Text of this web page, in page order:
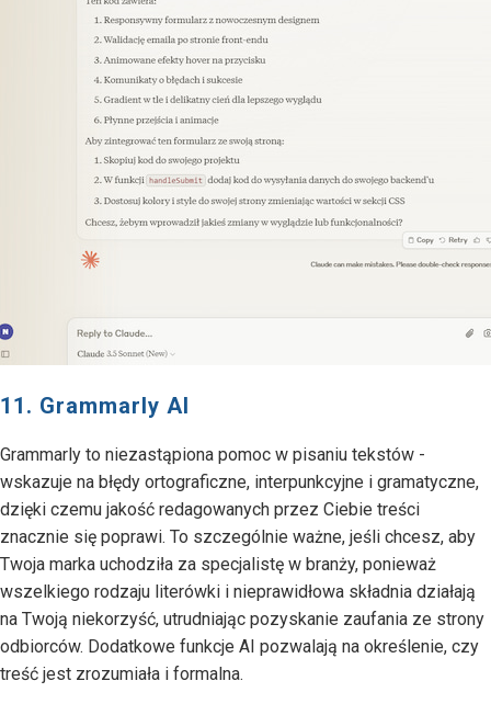
11. Grammarly AI
Grammarly to niezastąpiona pomoc w pisaniu tekstów -
wskazuje na błędy ortograficzne, interpunkcyjne i gramatyczne,
dzięki czemu jakość redagowanych przez Ciebie treści
znacznie się poprawi. To szczególnie ważne, jeśli chcesz, aby
Twoja marka uchodziła za specjalistę w branży, ponieważ
wszelkiego rodzaju literówki i nieprawidłowa składnia działają
na Twoją niekorzyść, utrudniając pozyskanie zaufania ze strony
odbiorców. Dodatkowe funkcje AI pozwalają na określenie, czy
treść jest zrozumiała i formalna.